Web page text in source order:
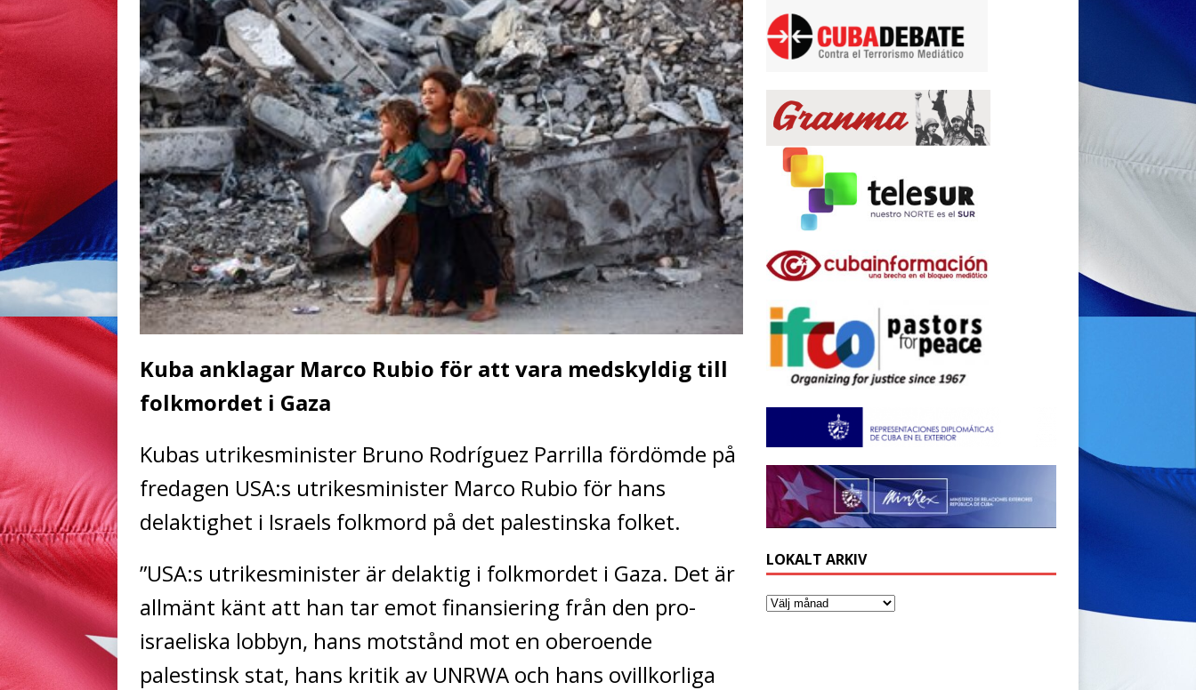
Kuba anklagar Marco Rubio för att vara medskyldig till
folkmordet i Gaza
Kubas utrikesminister Bruno Rodríguez Parrilla fördömde på
fredagen USA:s utrikesminister Marco Rubio för hans
delaktighet i Israels folkmord på det palestinska folket.
”USA:s utrikesminister är delaktig i folkmordet i Gaza. Det är
allmänt känt att han tar emot finansiering från den pro-
israeliska lobbyn, hans motstånd mot en oberoende
palestinsk stat, hans kritik av UNRWA och hans ovillkorliga
LOKALT ARKIV